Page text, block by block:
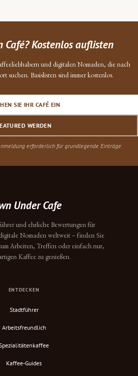
Café? Kostenlos auflisten
und digitalen Nomaden, die nach
suchen. Basislisten sind immer kostenlos.
SIE IHR CAFÉ EIN
WERDEN
erforderlich für grundlegende Einträge.
Under Cafe
und ehrliche Bewertungen für
Nomaden weltweit – finden Sie
Arbeiten, Treffen oder einfach nur,
Kaffee zu genießen.
ENTDECKEN
Stadtführer
Arbeitsfreundlich
Kaffee-Guides